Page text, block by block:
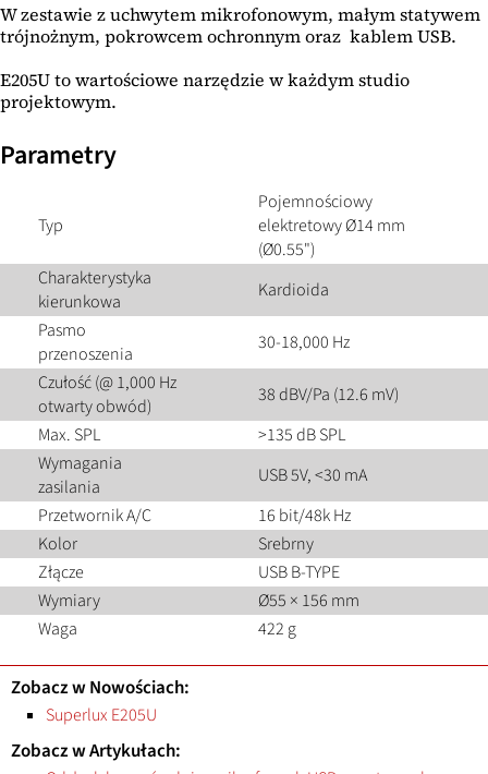
W zestawie z uchwytem mikrofonowym, małym statywem
trójnożnym, pokrowcem ochronnym oraz kablem USB.
E205U to wartościowe narzędzie w każdym studio
projektowym.
Parametry
Typ
Pojemnościowy
elektretowy Ø14 mm
(Ø0.55")
Charakterystyka
kierunkowa
Kardioida
Pasmo
przenoszenia
30-18,000 Hz
Czułość (@ 1,000 Hz
otwarty obwód)
38 dBV/Pa (12.6 mV)
Max. SPL
>135 dB SPL
Wymagania
zasilania
USB 5V, <30 mA
Przetwornik A/C
16 bit/48k Hz
Kolor
Srebrny
Złącze
USB B-TYPE
Wymiary
Ø55 × 156 mm
Waga
422 g
Zobacz w Nowościach:
Superlux E205U
Zobacz w Artykułach: